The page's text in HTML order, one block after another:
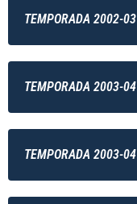
TEMPORADA 2002-03
TEMPORADA 2003-04
TEMPORADA 2003-04